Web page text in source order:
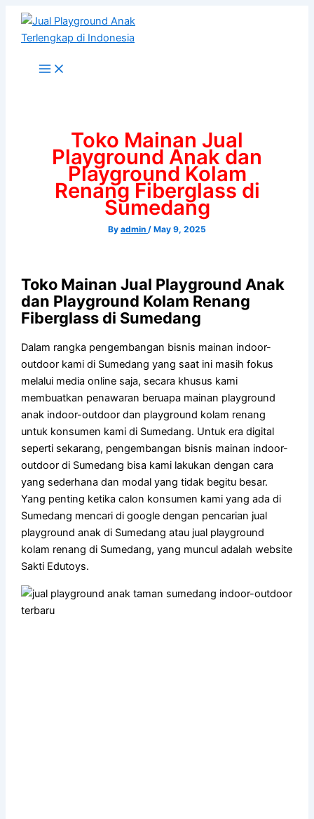
content
Toko Mainan Jual
Playground Anak dan
Playground Kolam
Renang Fiberglass di
Sumedang
By admin / May 9, 2025
Toko Mainan Jual Playground Anak
dan Playground Kolam Renang
Fiberglass di Sumedang
Dalam rangka pengembangan bisnis mainan indoor-
outdoor kami di Sumedang yang saat ini masih fokus
melalui media online saja, secara khusus kami
membuatkan penawaran beruapa mainan playground
anak indoor-outdoor dan playground kolam renang
untuk konsumen kami di Sumedang. Untuk era digital
seperti sekarang, pengembangan bisnis mainan indoor-
outdoor di Sumedang bisa kami lakukan dengan cara
yang sederhana dan modal yang tidak begitu besar.
Yang penting ketika calon konsumen kami yang ada di
Sumedang mencari di google dengan pencarian jual
playground anak di Sumedang atau jual playground
kolam renang di Sumedang, yang muncul adalah website
Sakti Edutoys.